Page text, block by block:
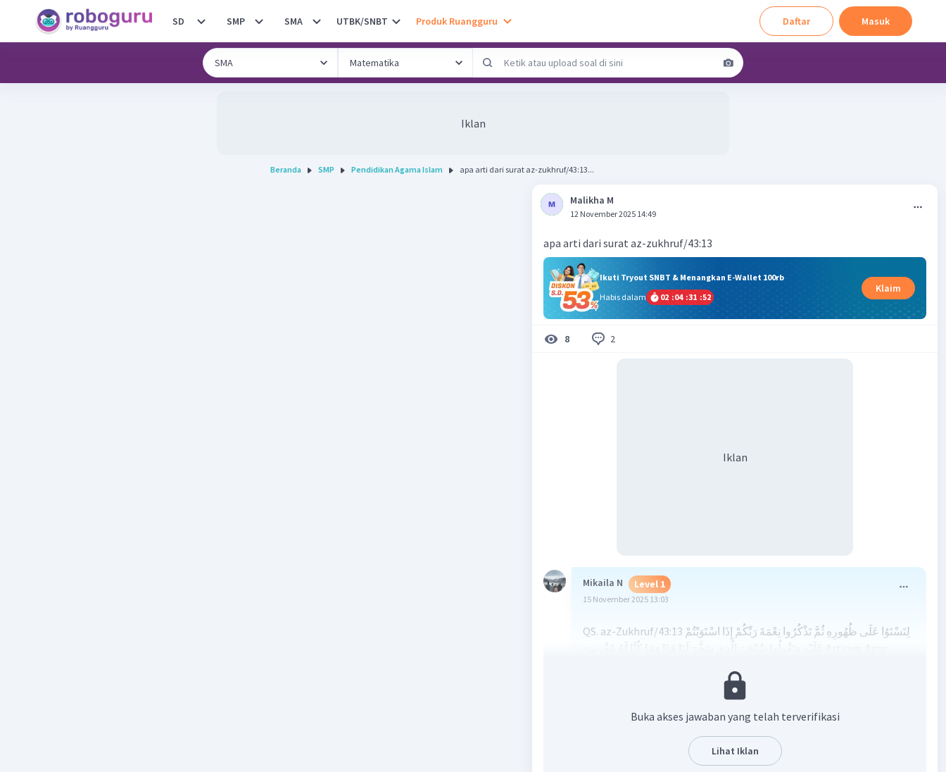
SD SMP SMA UTBK/SNBT Produk Ruangguru Daftar Masuk
Iklan
Beranda SMP Pendidikan Agama Islam apa arti dari surat az-zukhruf/43:13...
Malikha M
12 November 2025 14:49
apa arti dari surat az-zukhruf/43:13
Ikuti Tryout SNBT & Menangkan E-Wallet 100rb
Habis dalam
02 :04 :31 :52
Klaim
8 2
Iklan
Mikaila N Level 1
15 November 2025 13:03
QS. az-Zukhruf/43:13 لِتَسْتَوُا عَلَى ظُهُورِهِ ثُمَّ تَذْكُرُوا نِعْمَةَ رَبِّكُمْ إِذَا اسْتَوَيْتُمْ
Tuhanmu apabila kamu telah duduk di atasnya; dan agar kamu
mengucapkan, \"Maha-suci (Allah) yang telah menundukkan semua
ini bagi kami padahal kami sebelumnya tidak mampu menguasainya,
Buka akses jawaban yang telah terverifikasi
Lihat Iklan